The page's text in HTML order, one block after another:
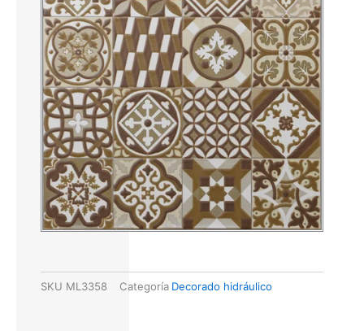
SKU ML3358 Categoría Decorado hidráulico